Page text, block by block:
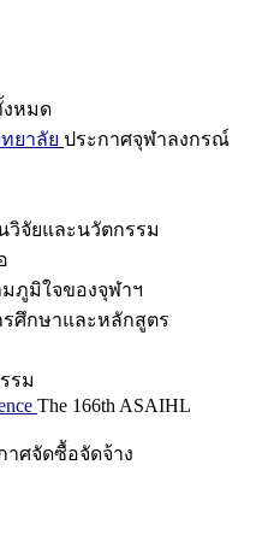
งหมด
ยาลัย ประกาศจุฬาลงกรณ์
วิจัยและนวัตกรรม
ภูมิใจของจุฬาฯ
รศึกษาและหลักสูตร
รม
The 166th ASAIHL
าศจัดซื้อจัดจ้าง